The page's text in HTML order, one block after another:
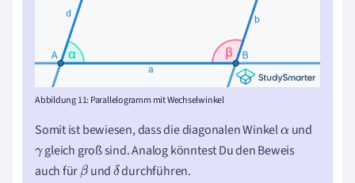
Abbildung 11: Parallelogramm mit Wechselwinkel
Somit ist bewiesen, dass die diagonalen Winkelαund
γgleich groß sind. Analog könntest Du den Beweis
auch fürβundδdurchführen.